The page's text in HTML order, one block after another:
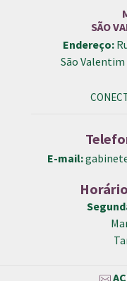
SÃO
Endereço:
São Valentim
E-mail: